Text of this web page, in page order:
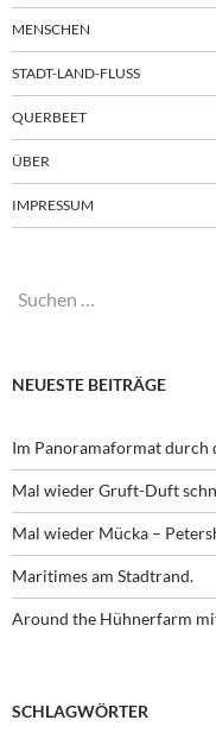
MENSCHEN
STADT-LAND-FLUSS
QUERBEET
ÜBER
IMPRESSUM
Suchen
NEUESTE BEITRÄGE
Im Panoramaformat durch
Mal wieder Gruft-Duft
Mal wieder Mücka –
Maritimes am Stadtrand.
Around the Hühnerfarm
SCHLAGWÖRTER